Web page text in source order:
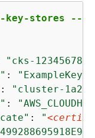
key-stores --
"cks-
:
:
"cluster-
:
: "